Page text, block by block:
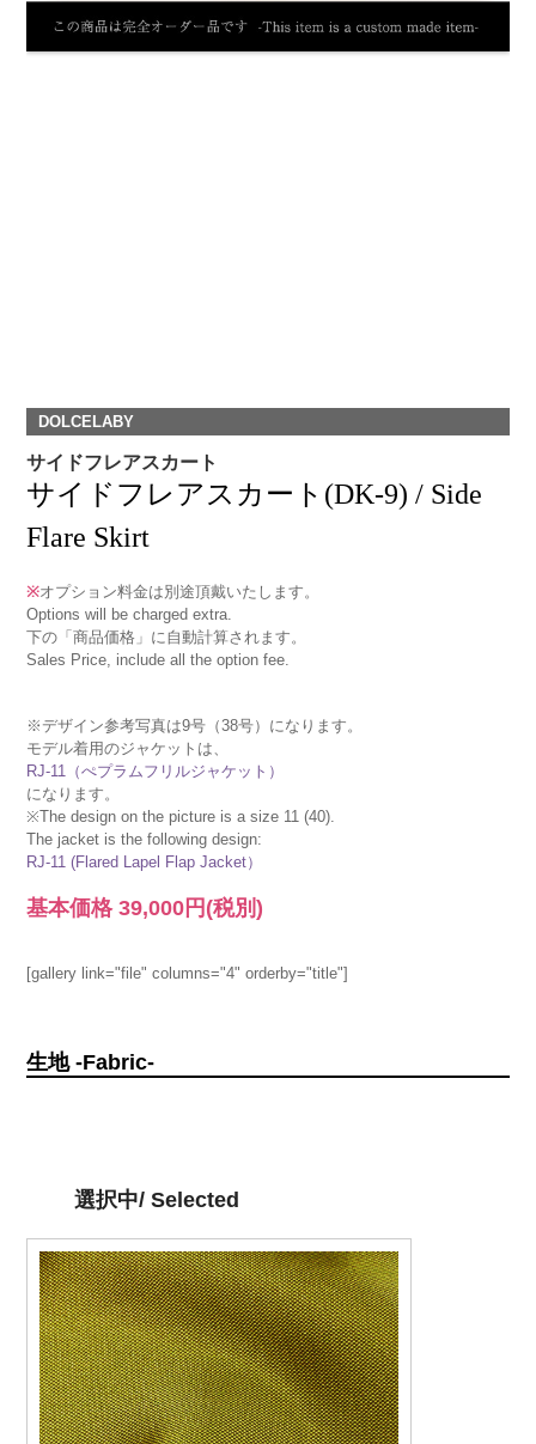
DOLCELABY
サイドフレアスカート
サイドフレアスカート(DK-9) / Side
Flare Skirt
※オプション料金は別途頂戴いたします。
Options will be charged extra.
下の「商品価格」に自動計算されます。
Sales Price, include all the option fee.
※デザイン参考写真は9号（38号）になります。
モデル着用のジャケットは、
RJ-11（ぺプラムフリルジャケット）
になります。
※The design on the picture is a size 11 (40).
The jacket is the following design:
RJ-11 (Flared Lapel Flap Jacket）
基本価格39,000円 (税別)
[gallery link="file" columns="4" orderby="title"]
生地 -Fabric-
選択中/ Selected